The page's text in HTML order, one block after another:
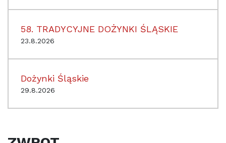
58. TRADYCYJNE DOŻYNKI ŚLĄSKIE
23.8.2026
Dożynki Śląskie
29.8.2026